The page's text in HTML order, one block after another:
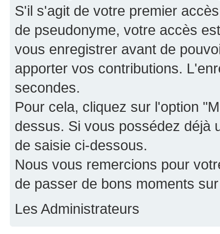
S'il s'agit de votre premier
de pseudonyme, votre accès
vous enregistrer avant de
apporter vos contributions.
secondes.
Pour cela, cliquez sur l'option
dessus. Si vous possédez déjà
de saisie ci-dessous.
Nous vous remercions pour
de passer de bons moments
Les Administrateurs